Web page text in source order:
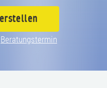
erstellen
Beratungstermin